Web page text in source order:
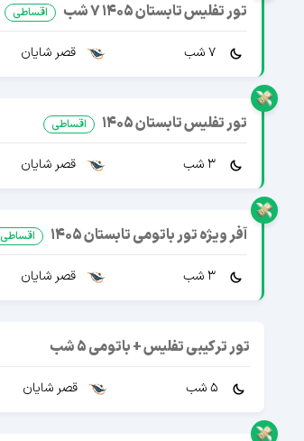
تور تفلیس تابستان 1405 7 شب اقساطی
قصر شایان
تور تفلیس تابستان 1405 اقساطی
قصر شایان
آفر ویژه تور باتومی تابستان 1405 اقساطی
قصر شایان
تور ترکیبی تفلیس + باتومی 5 شب
قصر شایان